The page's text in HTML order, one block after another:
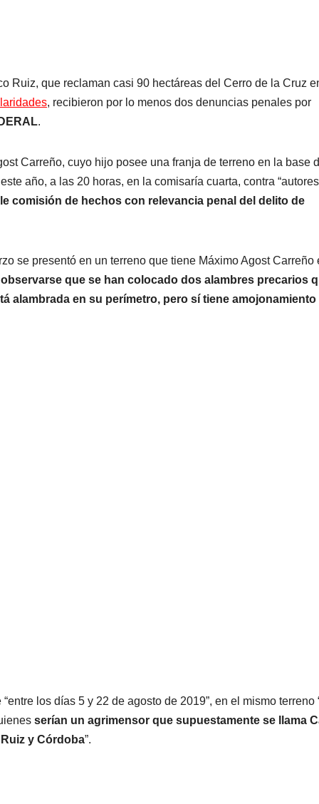
Ruiz, que reclaman casi 90 hectáreas del Cerro de la Cruz
, recibieron por lo menos dos denuncias penales por
.
Carreño, cuyo hijo posee una franja de terreno en la base
año, a las 20 horas, en la comisaría cuarta, contra
comisión de hechos con relevancia penal del delito de
se presentó en un terreno que tiene Máximo Agost Carreño
que se han colocado dos alambres precarios
alambrada en su perímetro, pero sí tiene amojonamiento
los días 5 y 22 de agosto de 2019”, en el mismo terreno
serían un agrimensor que supuestamente se llama
y Córdoba”.